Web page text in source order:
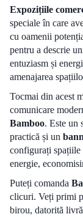
Expozițiile
speciale în care
cu oamenii
pentru a descrie
entuziasm și
amenajarea
Tocmai din acest
comunicare
Bamboo. Este un
practică și un
configurați spațiile
energie,
Puteți comanda
clicuri. Veți primi
birou, datorită